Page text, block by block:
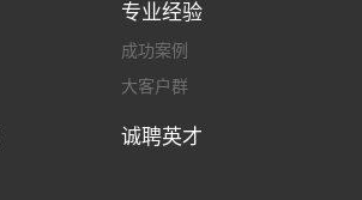
专业经验
成功案例
大客户群
诚聘英才